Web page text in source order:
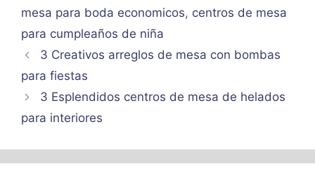
mesa para boda economicos, centros de mesa
para cumpleaños de niña
3 Creativos arreglos de mesa con bombas
para fiestas
3 Esplendidos centros de mesa de helados
para interiores